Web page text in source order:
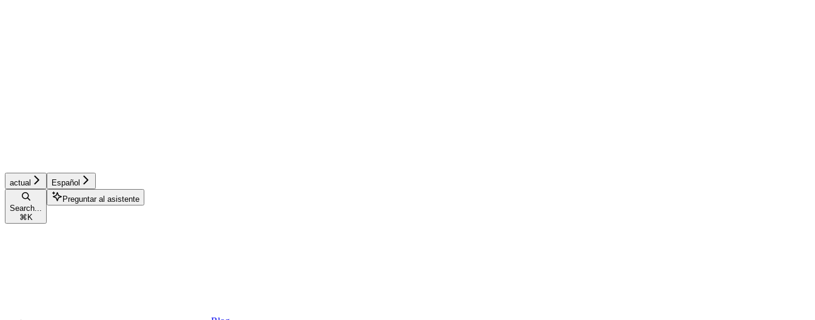
actual Español
Search...
⌘ K
Preguntar al asistente